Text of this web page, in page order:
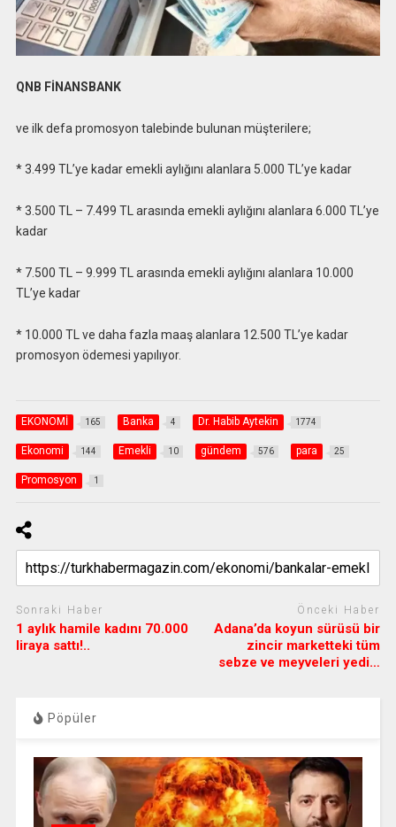
QNB FİNANSBANK
ve ilk defa promosyon talebinde bulunan müşterilere;
* 3.499 TL’ye kadar emekli aylığını alanlara 5.000 TL’ye kadar
* 3.500 TL – 7.499 TL arasında emekli aylığını alanlara 6.000 TL’ye
kadar
* 7.500 TL – 9.999 TL arasında emekli aylığını alanlara 10.000
TL’ye kadar
* 10.000 TL ve daha fazla maaş alanlara 12.500 TL’ye kadar
promosyon ödemesi yapılıyor.
EKONOMİ 165 Banka 4 Dr. Habib Aytekin 1774
Ekonomi 144 Emekli 10 gündem 576 para 25
Promosyon 1
Sonraki Haber
1 aylık hamile kadını 70.000
liraya sattı!..
Önceki Haber
Adana’da koyun sürüsü bir
zincir marketteki tüm
sebze ve meyveleri yedi…
Pöpüler